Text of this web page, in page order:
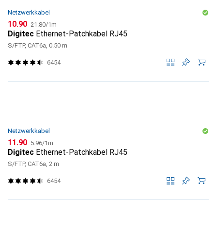
Netzwerkkabel
CHF
10.90 CHF
21.80/1m
Digitec Ethernet-Patchkabel RJ45
S/FTP, CAT6a, 0.50 m
6454
Netzwerkkabel
CHF
11.90 CHF
5.96/1m
Digitec Ethernet-Patchkabel RJ45
S/FTP, CAT6a, 2 m
6454